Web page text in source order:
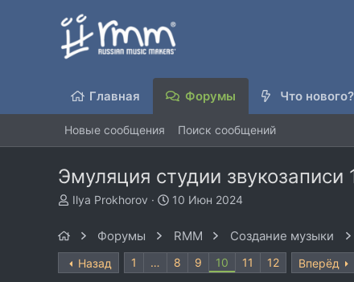
Главная Форумы Что нового?
Новые сообщения Поиск сообщений
Эмуляция студии звукозаписи
А
р
т
Ilya Prokhorov
Д
т
а
н
а
10 Июн 2024
Форумы RMM Создание музыки
Назад 1 … 8 9 10 11 12 Вперёд